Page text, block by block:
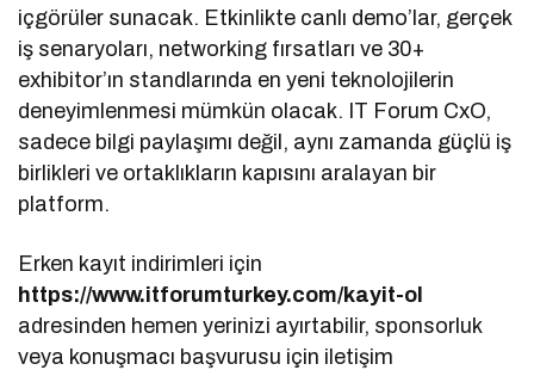
içgörüler sunacak. Etkinlikte canlı demo’lar, gerçek
iş senaryoları, networking fırsatları ve 30+
exhibitor’ın standlarında en yeni teknolojilerin
deneyimlenmesi mümkün olacak. IT Forum CxO,
sadece bilgi paylaşımı değil, aynı zamanda güçlü iş
birlikleri ve ortaklıkların kapısını aralayan bir
platform.
Erken kayıt indirimleri için
https://www.itforumturkey.com/kayit-ol
adresinden hemen yerinizi ayırtabilir, sponsorluk
veya konuşmacı başvurusu için iletişim